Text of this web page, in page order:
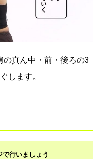
真ん中・前・後ろの3
します。
行いましょう